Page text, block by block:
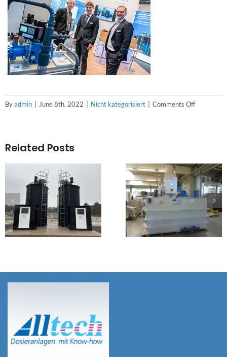
Byadmin June 8th, 2022 Nicht kategorisiert Comments Offon
THANK
OUR
BOOTH
AT
IFAT
2022!
Related Posts